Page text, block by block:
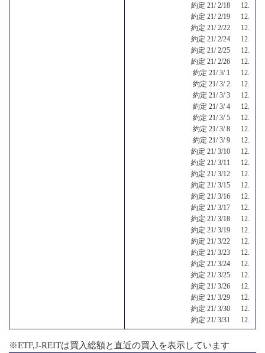
約定 21/ 2/18 12.
約定 21/ 2/19 12.
約定 21/ 2/22 12.
約定 21/ 2/24 12.
約定 21/ 2/25 12.
約定 21/ 2/26 12.
約定 21/ 3/ 1 12.
約定 21/ 3/ 2 12.
約定 21/ 3/ 3 12.
約定 21/ 3/ 4 12.
約定 21/ 3/ 5 12.
約定 21/ 3/ 8 12.
約定 21/ 3/ 9 12.
約定 21/ 3/10 12.
約定 21/ 3/11 12.
約定 21/ 3/12 12.
約定 21/ 3/15 12.
約定 21/ 3/16 12.
約定 21/ 3/17 12.
約定 21/ 3/18 12.
約定 21/ 3/19 12.
約定 21/ 3/22 12.
約定 21/ 3/23 12.
約定 21/ 3/24 12.
約定 21/ 3/25 12.
約定 21/ 3/26 12.
約定 21/ 3/29 12.
約定 21/ 3/30 12.
約定 21/ 3/31 12.
※ETF,J-REITは買入総額と直近の買入を表示しています